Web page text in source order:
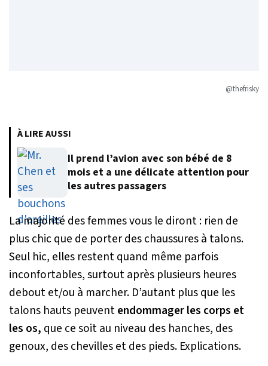
@thefrisky
À LIRE AUSSI
Il prend l’avion avec son bébé de 8
mois et a une délicate attention pour
les autres passagers
La majorité des femmes vous le diront : rien de
plus chic que de porter des chaussures à talons.
Seul hic, elles restent quand même parfois
inconfortables, surtout après plusieurs heures
debout et/ou à marcher. D’autant plus que les
talons hauts peuventendommager les corps et
les os, que ce soit au niveau des hanches, des
genoux, des chevilles et des pieds. Explications.